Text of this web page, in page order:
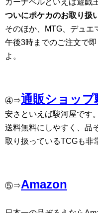
カーナベルといえば遊戯
ついにポケカのお取り扱
そのほか、MTG、デュエ
午後3時までのご注文で
よ。
④⇒通販ショップ
安さといえば駿河屋です。
送料無料にしやすく、品
取り扱っているTCGも非
⑤⇒Amazon